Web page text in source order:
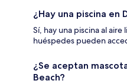
¿Hay una piscina en
Sí, hay una piscina al aire
huéspedes pueden
¿Se aceptan
Beach?